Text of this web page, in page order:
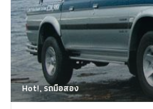
Hot!, รถมือสอง